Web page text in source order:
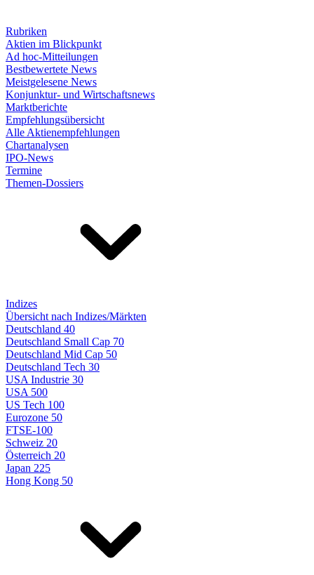
Rubriken
Aktien im Blickpunkt
Ad hoc-Mitteilungen
Bestbewertete News
Meistgelesene News
Konjunktur- und Wirtschaftsnews
Marktberichte
Empfehlungsübersicht
Alle Aktienempfehlungen
Chartanalysen
IPO-News
Termine
Themen-Dossiers
Indizes
Übersicht nach Indizes/Märkten
Deutschland 40
Deutschland Small Cap 70
Deutschland Mid Cap 50
Deutschland Tech 30
USA Industrie 30
USA 500
US Tech 100
Eurozone 50
FTSE-100
Schweiz 20
Österreich 20
Japan 225
Hong Kong 50